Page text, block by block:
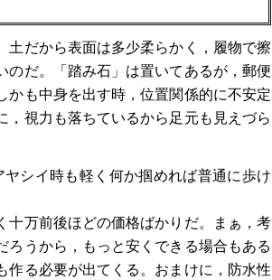
だから表面は多少柔らかく，履物で擦
のだ。「踏み石」は置いてあるが，郵便
かも中身を出す時，位置関係的に不安定
視力も落ちているから足元も見えづら
シイ時も軽く何か掴めれば普通に歩け
万前後ほどの価格ばかりだ。まぁ，考
ろうから，もっと安くできる場合もある
作る必要が出てくる。おまけに，防水性